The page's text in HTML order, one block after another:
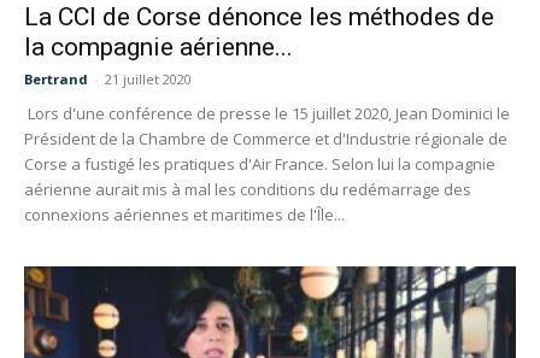
La CCI de Corse dénonce les méthodes de
la compagnie aérienne...
Bertrand - 21 juillet 2020
Lors d'une conférence de presse le 15 juillet 2020, Jean Dominici le
Président de la Chambre de Commerce et d'Industrie régionale de
Corse a fustigé les pratiques d'Air France. Selon lui la compagnie
aérienne aurait mis à mal les conditions du redémarrage des
connexions aériennes et maritimes de l'Île...